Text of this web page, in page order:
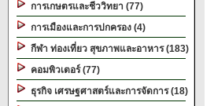
การเกษตรและชีววิทยา (77)
การเมืองและการปกครอง (4)
กีฬา ท่องเที่ยว สุขภาพและอาหาร (183)
คอมพิวเตอร์ (77)
ธุรกิจ เศรษฐศาสตร์และการจัดการ (18)